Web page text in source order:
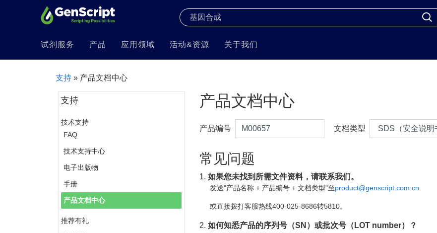
试剂服务 产品 应用领域 活动&资源 关于我们
支持 » 产品文档中心
支持
技术支持
FAQ
技术支持中心
电子出版物
手册
产品文档中心
推荐有礼
产品文档中心
产品编号 文档类型
常见问题
1. 如果您未找到所需文件资料，请联系我们。
发送"产品名称 + 产品编号 + 文档类型"至product@genscript.com.cn
或直接拨打客服热线400-025-8686转5810。
2. 如何知悉产品的序列号（SN）或批次号（LOT number）？